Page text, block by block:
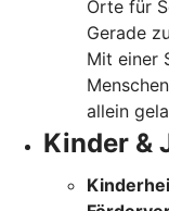
Orte für
Gerade
Mit einer
allein
Kinder &